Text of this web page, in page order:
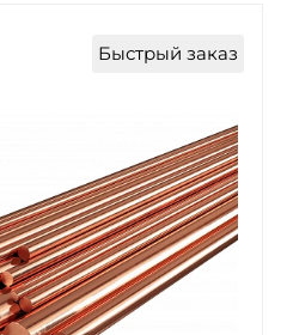
Быстрый заказ